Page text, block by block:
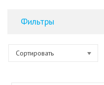
Фильтры
Сортировать